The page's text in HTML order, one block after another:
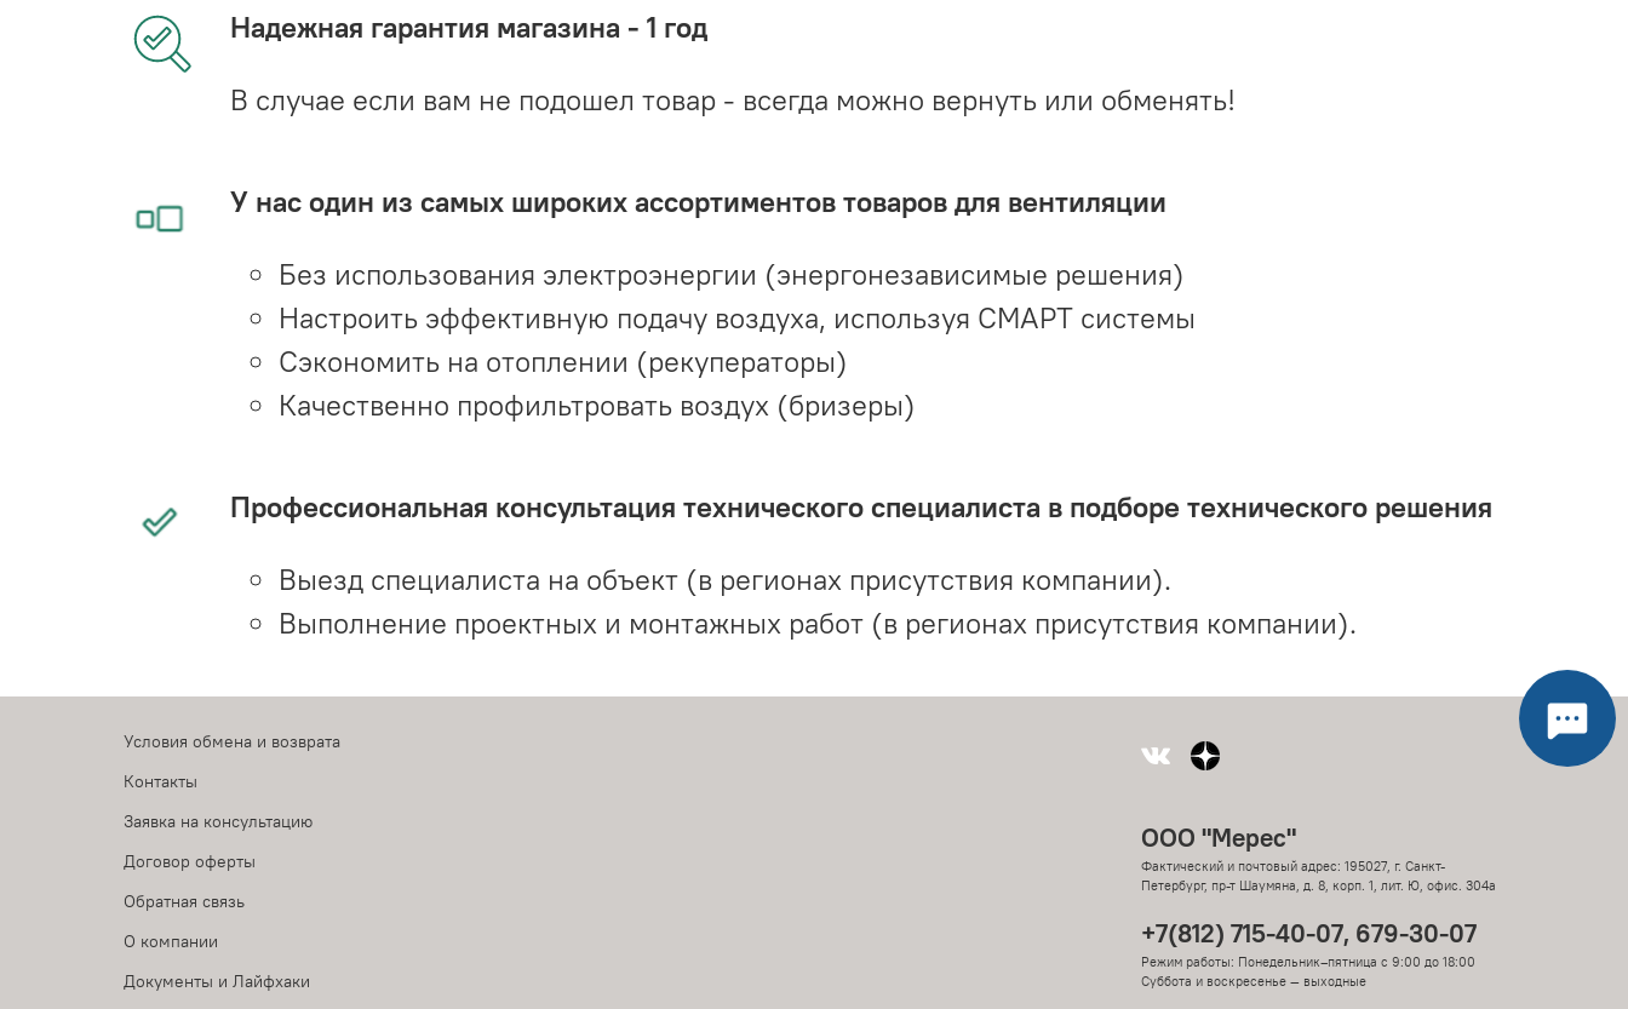
Надежная гарантия магазина - 1 год
В случае если вам не подошел товар - всегда можно вернуть или обменять!
У нас один из самых широких ассортиментов товаров для вентиляции
Без использования электроэнергии (энергонезависимые решения)
Настроить эффективную подачу воздуха, используя СМАРТ системы
Сэкономить на отоплении (рекуператоры)
Качественно профильтровать воздух (бризеры)
Профессиональная консультация технического специалиста в подборе технического решения
Выезд специалиста на объект (в регионах присутствия компании).
Выполнение проектных и монтажных работ (в регионах присутствия компании).
Условия обмена и возврата
Контакты
Заявка на консультацию
Договор оферты
Обратная связь
О компании
Документы и Лайфхаки
ООО "Мерес"
Фактический и почтовый адрес: 195027, г. Санкт-
Петербург, пр-т Шаумяна, д. 8, корп. 1, лит. Ю, офис. 304а
+7(812) 715-40-07, 679-30-07
Режим работы: Понедельник–пятница с 9:00 до 18:00
Суббота и воскресенье — выходные